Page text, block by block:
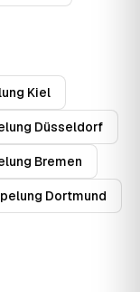
Kiel
Düsseldorf
Bremen
Dortmund